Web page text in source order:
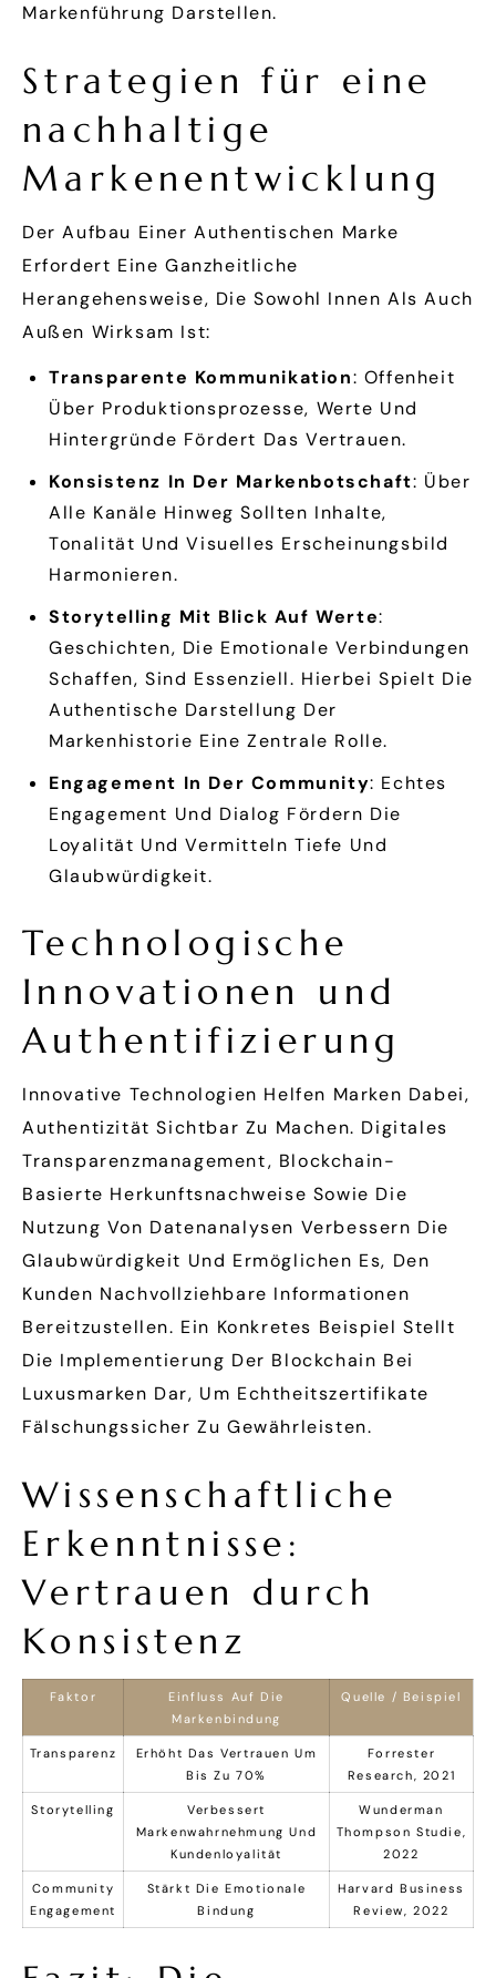
Markenführung Darstellen.
Strategien für eine
nachhaltige
Markenentwicklung
Der Aufbau Einer Authentischen Marke
Erfordert Eine Ganzheitliche
Herangehensweise, Die Sowohl Innen Als Auch
Außen Wirksam Ist:
Transparente Kommunikation: Offenheit
Über Produktionsprozesse, Werte Und
Hintergründe Fördert Das Vertrauen.
Konsistenz In Der Markenbotschaft: Über
Alle Kanäle Hinweg Sollten Inhalte,
Tonalität Und Visuelles Erscheinungsbild
Harmonieren.
Storytelling Mit Blick Auf Werte:
Geschichten, Die Emotionale Verbindungen
Schaffen, Sind Essenziell. Hierbei Spielt Die
Authentische Darstellung Der
Markenhistorie Eine Zentrale Rolle.
Engagement In Der Community: Echtes
Engagement Und Dialog Fördern Die
Loyalität Und Vermitteln Tiefe Und
Glaubwürdigkeit.
Technologische
Innovationen und
Authentifizierung
Innovative Technologien Helfen Marken Dabei,
Authentizität Sichtbar Zu Machen. Digitales
Transparenzmanagement, Blockchain-
Basierte Herkunftsnachweise Sowie Die
Nutzung Von Datenanalysen Verbessern Die
Glaubwürdigkeit Und Ermöglichen Es, Den
Kunden Nachvollziehbare Informationen
Bereitzustellen. Ein Konkretes Beispiel Stellt
Die Implementierung Der Blockchain Bei
Luxusmarken Dar, Um Echtheitszertifikate
Fälschungssicher Zu Gewährleisten.
Wissenschaftliche
Erkenntnisse:
Vertrauen durch
Konsistenz
Faktor
Einfluss Auf Die
Markenbindung
Quelle / Beispiel
Transparenz
Erhöht Das Vertrauen Um
Bis Zu 70%
Forrester
Research, 2021
Storytelling
Verbessert
Markenwahrnehmung Und
Kundenloyalität
Wunderman
Thompson Studie,
2022
Community
Engagement
Stärkt Die Emotionale
Bindung
Harvard Business
Review, 2022